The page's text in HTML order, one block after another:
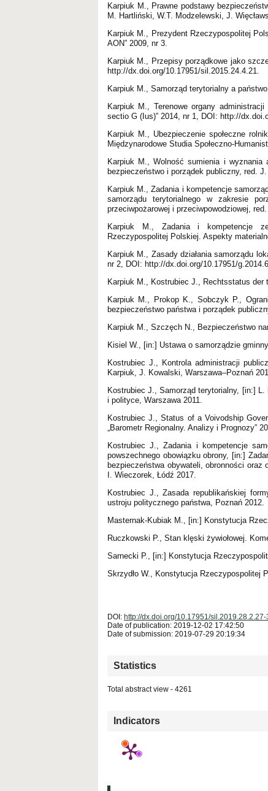
Karpiuk M., Prawne podstawy
M. Hartliński, W.T. Modzelewski, J.
Karpiuk M., Prezydent Rzeczypospolitej
AON” 2009, nr 3.
Karpiuk M., Przepisy porządkowe jako
http://dx.doi.org/10.17951/sil.2015.24.4.21.
Karpiuk M., Samorząd terytorialny a
Karpiuk M., Terenowe organy
sectio G (Ius)” 2014, nr 1, DOI: http://
Karpiuk M., Ubezpieczenie społeczne
Międzynarodowe Studia Społeczno-
Karpiuk M., Wolność sumienia i
bezpieczeństwo i porządek publiczny, red.
Karpiuk M., Zadania i kompetencje
samorządu terytorialnego w zakresie
przeciwpożarowej i przeciwpowodziowej,
Karpiuk M., Zadania i kompetencje
Rzeczypospolitej Polskiej. Aspekty
Karpiuk M., Zasady działania samorządu
nr 2, DOI: http://dx.doi.org/10.17951/
Karpiuk M., Kostrubiec J., Rechtsstatus der
Karpiuk M., Prokop K., Sobczyk P.,
bezpieczeństwo państwa i porządek
Karpiuk M., Szczęch N., Bezpieczeństwo
Kisiel W., [in:] Ustawa o samorządzie
Kostrubiec J., Kontrola administracji
Karpiuk, J. Kowalski, Warszawa–Poznań
Kostrubiec J., Samorząd terytorialny, [in:]
i polityce, Warszawa 2011.
Kostrubiec J., Status of a Voivodship
„Barometr Regionalny. Analizy i Prognozy”
Kostrubiec J., Zadania i kompetencje
powszechnego obowiązku obrony, [in:]
bezpieczeństwa obywateli, obronności oraz
I. Wieczorek, Łódź 2017.
Kostrubiec J., Zasada republikańskiej
ustroju politycznego państwa, Poznań 2012.
Masternak-Kubiak M., [in:] Konstytucja
Ruczkowski P., Stan klęski żywiołowej.
Sarnecki P., [in:] Konstytucja
Skrzydło W., Konstytucja Rzeczypospolitej
DOI: http://dx.doi.org/10.17951/sil.2019.28.2.27-
Date of publication: 2019-12-02 17:42:50
Date of submission: 2019-07-29 20:19:34
Statistics
Total abstract view - 4261
Indicators